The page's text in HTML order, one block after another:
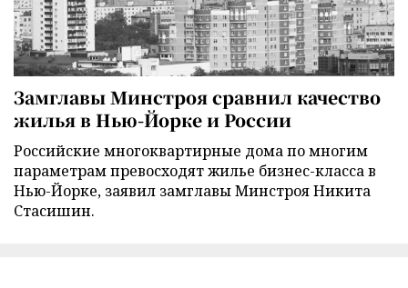
Замглавы Минстроя сравнил качество
жилья в Нью-Йорке и России
Российские многоквартирные дома по многим
параметрам превосходят жилье бизнес-класса в
Нью-Йорке, заявил замглавы Минстроя Никита
Стасишин.